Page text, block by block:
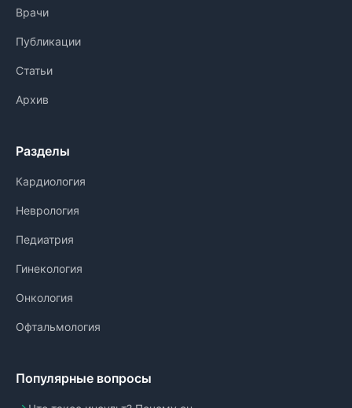
Врачи
Публикации
Статьи
Архив
Разделы
Кардиология
Неврология
Педиатрия
Гинекология
Онкология
Офтальмология
Популярные вопросы